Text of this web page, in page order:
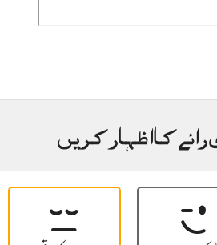
کا اظہار کریں